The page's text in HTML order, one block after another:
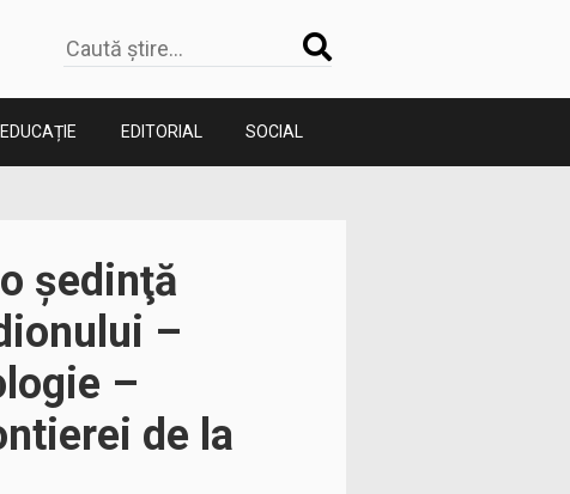
EDUCAȚIE EDITORIAL SOCIAL
şedinţă
–
–
de la